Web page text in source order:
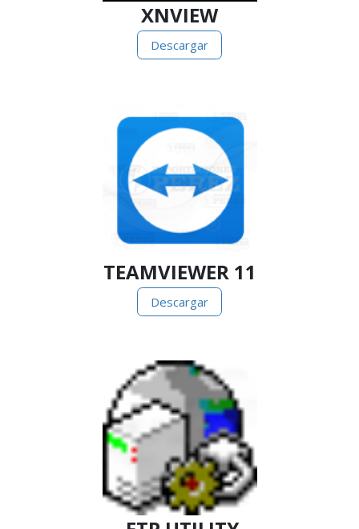
XNVIEW
Descargar
TEAMVIEWER 11
Desc​​​​​a​​​​​rgar